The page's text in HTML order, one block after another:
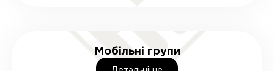
Мобільні групи